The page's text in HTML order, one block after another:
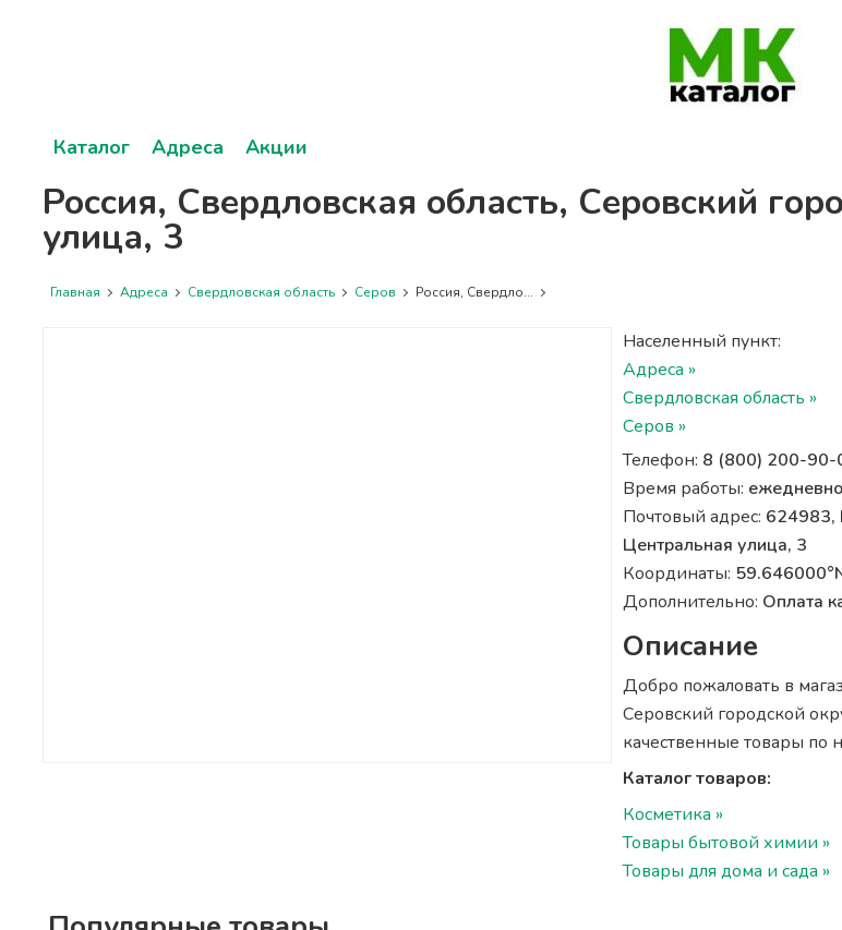
Каталог Адреса Акции
Россия, Свердловская область, Серовский
улица, 3
Главная Адреса Свердловская область Серов Россия, Свердло...
Населенный пункт:
Адреса »
Свердловская область »
Серов »
Телефон: 8 (800) 200-90-
Время работы:
Почтовый адрес: 624983,
Центральная улица, 3
Координаты:
Дополнительно: Оплата
Описание
Добро пожаловать в
Серовский городской
качественные товары по
Каталог товаров:
Косметика »
Товары бытовой химии »
Товары для дома и сада »